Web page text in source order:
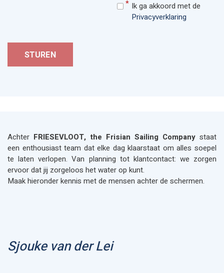
Ik ga akkoord met de
Privacyverklaring
Achter FRIESEVLOOT, the Frisian Sailing Company staat
een enthousiast team dat elke dag klaarstaat om alles soepel
te laten verlopen. Van planning tot klantcontact: we zorgen
ervoor dat jij zorgeloos het water op kunt.
Maak hieronder kennis met de mensen achter de schermen.
Sjouke van der Lei